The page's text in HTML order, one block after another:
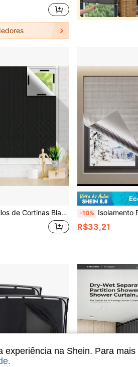
Temporários. Fácil de Instalar, Pode Ser Cortado em Qualquer Tamanho. Persianas Blackout Portáteis de Cobertura Total Novas, Adequadas para Quartos e Janelas de Carro. -10% Isolamento Reflexivo Autoadesivo de Dupla Camada, Filme de Isolamento Térmico Dupla Face, Adequado para Janelas e Janelas de RV, Aplicável para
R$33,21
experiência na Shein. Para
.